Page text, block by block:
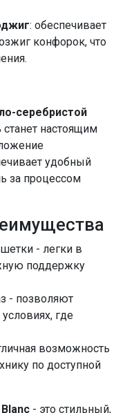
: обеспечивает
конфорок, что
серебристой
станет настоящим
удобный
за процессом
- легки в
поддержку
- позволяют
где
возможность
по доступной
Blanc - это стильный,